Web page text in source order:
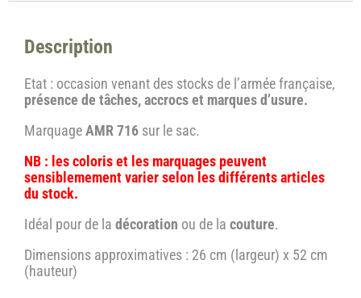
Description
Etat : occasion venant des stocks de l’armée française,
présence de tâches, accrocs et marques d’usure.
MarquageAMR 716 sur le sac.
NB : les coloris et les marquages peuvent
sensiblemement varier selon les différents articles
du stock.
Idéal pour de la décoration ou de la couture.
Dimensions approximatives : 26 cm (largeur) x 52 cm
(hauteur)